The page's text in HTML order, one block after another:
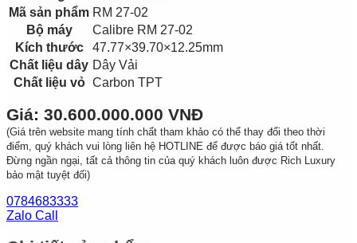
Mã sản phẩm RM 27-02
Bộ máy
Calibre RM 27-02
Kích thước
47.77×39.70×12.25mm
Chất liệu dây Dây Vải
Chất liệu vỏ Carbon TPT
Giá: 30.600.000.000 VNĐ
(Giá trên website mang tính chất tham khảo có thể thay đổi theo thời
điểm, quý khách vui lòng liên hệ HOTLINE để được báo giá tốt nhất.
Đừng ngần ngại, tất cả thông tin của quý khách luôn được Rich Luxury
bảo mật tuyệt đối)
0784683333
Zalo Call